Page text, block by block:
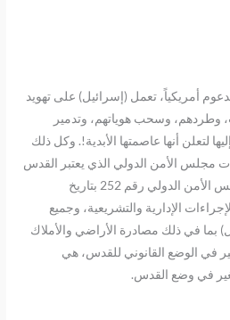
أمريكياً، تعمل (إسرائيل) على تهويد
وطردهم، وسحب هوياتهم، وتدمير
لتعلن أنها عاصمتها الأبدية!. وكل ذلك
مجلس الأمن الدولي الذي يعتبر القدس
أرضاً محتلة. فقد نص قرار مجلس الأمن الدولي رقم 252 بتاريخ
الإجراءات الإدارية والتشريعية، وجميع
بما في ذلك مصادرة الأراضي والأملاك
في الوضع القانوني للقدس، هي
في وضع القدس.